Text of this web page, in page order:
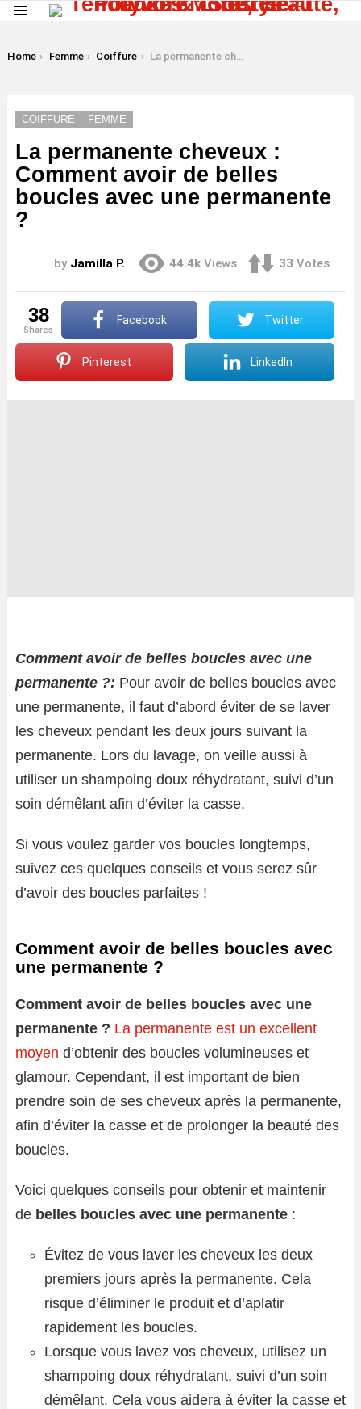
You are here:
Home Femme Coiffure La permanente cheveux : Comment avoir de belles boucles avec une permanente ?
COIFFURE FEMME
La permanente cheveux :
Comment avoir de belles
boucles avec une permanente
?
by Jamilla P. 44.4k Views 33 Votes
38
shares
Facebook Twitter
Pinterest LinkedIn
Comment avoir de belles boucles avec une
permanente ?: Pour avoir de belles boucles avec
une permanente, il faut d’abord éviter de se laver
les cheveux pendant les deux jours suivant la
permanente. Lors du lavage, on veille aussi à
utiliser un shampoing doux réhydratant, suivi d’un
soin démêlant afin d’éviter la casse.
Si vous voulez garder vos boucles longtemps,
suivez ces quelques conseils et vous serez sûr
d’avoir des boucles parfaites !
Comment avoir de belles boucles avec
une permanente ?
Comment avoir de belles boucles avec une
permanente ? La permanente est un excellent
moyen d’obtenir des boucles volumineuses et
glamour. Cependant, il est important de bien
prendre soin de ses cheveux après la permanente,
afin d’éviter la casse et de prolonger la beauté des
boucles.
Voici quelques conseils pour obtenir et maintenir
de belles boucles avec une permanente :
Évitez de vous laver les cheveux les deux
premiers jours après la permanente. Cela
risque d’éliminer le produit et d’aplatir
rapidement les boucles.
Lorsque vous lavez vos cheveux, utilisez un
shampoing doux réhydratant, suivi d’un soin
démêlant. Cela vous aidera à éviter la casse et